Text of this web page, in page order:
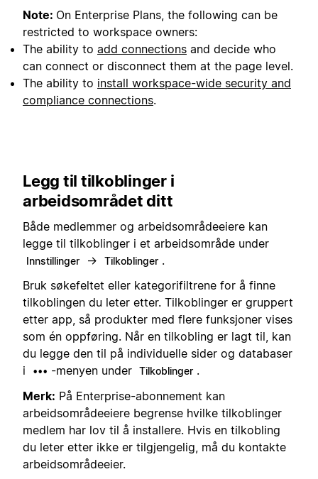
Note: On Enterprise Plans, the following can be
restricted to workspace owners:
The ability to add connections and decide who
can connect or disconnect them at the page level.
The ability to install workspace-wide security and
compliance connections.
Legg til tilkoblinger i
arbeidsområdet ditt
Både medlemmer og arbeidsområdeeiere kan
legge til tilkoblinger i et arbeidsområde under
Innstillinger → Tilkoblinger .
Bruk søkefeltet eller kategorifiltrene for å finne
tilkoblingen du leter etter. Tilkoblinger er gruppert
etter app, så produkter med flere funksjoner vises
som én oppføring. Når en tilkobling er lagt til, kan
du legge den til på individuelle sider og databaser
i
••• -menyen under Tilkoblinger .
Merk: På Enterprise-abonnement kan
arbeidsområdeeiere begrense hvilke tilkoblinger
medlem har lov til å installere. Hvis en tilkobling
du leter etter ikke er tilgjengelig, må du kontakte
arbeidsområdeeier.